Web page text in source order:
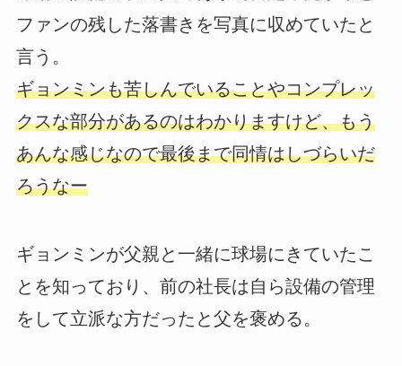
ファンの残した落書きを写真に収めていたと
言う。
ギョンミンも苦しんでいることやコンプレッ
クスな部分があるのはわかりますけど、もう
あんな感じなので最後まで同情はしづらいだ
ろうなー
ギョンミンが父親と一緒に球場にきていたこ
とを知っており、前の社長は自ら設備の管理
をして立派な方だったと父を褒める。